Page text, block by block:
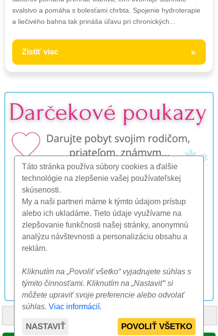
Táto stránka používa súbory cookies a ďalšie
technológie na zlepšenie vašej používateľskej
skúsenosti.
My a naši partneri máme k týmto údajom prístup
alebo ich ukladáme. Tieto údaje využívame na
zlepšovanie funkčnosti našej stránky, anonymnú
analýzu návštevnosti a personalizáciu obsahu a
reklám.
Kliknutím na „Povoliť všetko“ vyjadrujete súhlas s
týmito činnosťami. Kliknutím na „Nastaviť“ si
môžete upraviť svoje preferencie alebo odvolať
súhlas. Viac informácií.
NASTAVIŤ POVOLIŤ VŠETKO
svalstvo a pomáha s bolesťami chrbta. Spojenie hydroterapie
a liečivého bahna tak prináša úľavu pri chronických...
Zistiť viac »